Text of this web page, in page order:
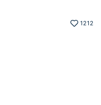
1212